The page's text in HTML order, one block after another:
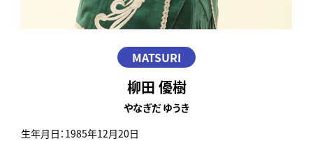
MATSURI
柳田 優樹
やなぎだ ゆうき
生年月日：1985年12月20日